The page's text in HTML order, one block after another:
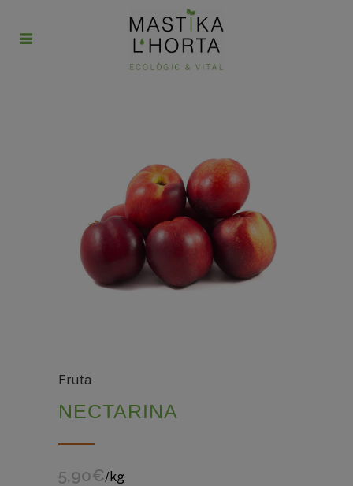
Fruta
NECTARINA
5,90€/kg